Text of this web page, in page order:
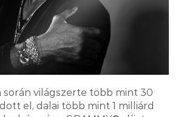
során világszerte több mint 30
el, dalai több mint 1 milliárd